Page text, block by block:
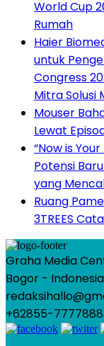
World Cup
Rumah
Haier
untuk
Congress
Mitra Solusi
Mouser
Lewat
“Now is
Potensi
yang
Ruang
3TREES
Graha Media
Bogor - Indonesia
+62855-7777888